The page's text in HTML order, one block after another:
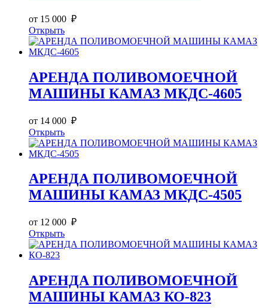
от 15 000 ₽
Открыть
АРЕНДА ПОЛИВОМОЕЧНОЙ
МАШИНЫ КАМАЗ МКДС-4605
от 14 000 ₽
Открыть
АРЕНДА ПОЛИВОМОЕЧНОЙ
МАШИНЫ КАМАЗ МКДС-4505
от 12 000 ₽
Открыть
АРЕНДА ПОЛИВОМОЕЧНОЙ
МАШИНЫ КАМАЗ КО-823